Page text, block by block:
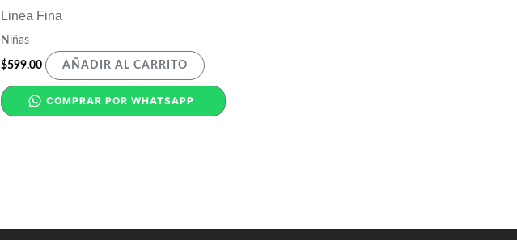
Linea Fina
Niñas
$599.00 AÑADIR AL CARRITO
COMPRAR POR WHATSAPP